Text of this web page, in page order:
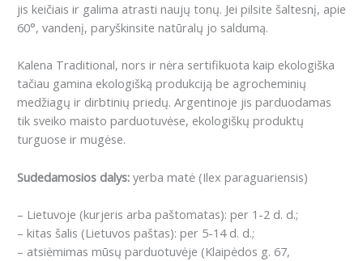
jis keičiais ir galima atrasti naujų tonų. Jei pilsite šaltesnį, apie
60°, vandenį, paryškinsite natūralų jo saldumą.
Kalena Traditional, nors ir nėra sertifikuota kaip ekologiška
tačiau gamina ekologišką produkciją be agrocheminių
medžiagų ir dirbtinių priedų. Argentinoje jis parduodamas
tik sveiko maisto parduotuvėse, ekologiškų produktų
turguose ir mugėse.
Sudedamosios dalys: yerba matė (Ilex paraguariensis)
– Lietuvoje (kurjeris arba paštomatas): per 1-2 d. d.;
– kitas šalis (Lietuvos paštas): per 5-14 d. d.;
– atsiėmimas mūsų parduotuvėje (Klaipėdos g. 67,